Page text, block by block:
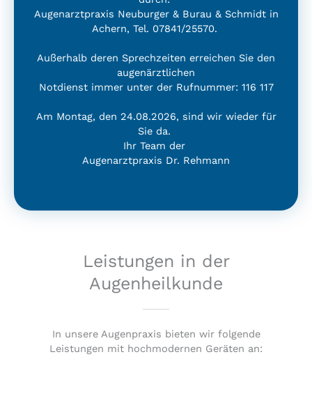
Augenarztpraxis Neuburger & Burau & Schmidt in
Achern, Tel. 07841/25570.
Außerhalb deren Sprechzeiten erreichen Sie den
augenärztlichen
Notdienst immer unter der Rufnummer: 116 117
Am Montag, den 24.08.2026, sind wir wieder für
Sie da.
Ihr Team der
Augenarztpraxis Dr. Rehmann
Leistungen in der
Augenheilkunde
In unsere Augenpraxis bieten wir folgende
Leistungen mit hochmodernen Geräten an: